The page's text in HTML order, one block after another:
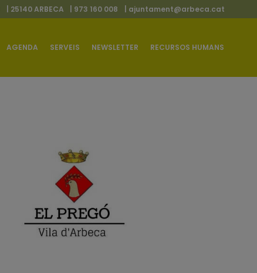
| 25140 ARBECA | 973 160 008 ajuntament@arbeca.cat
AGENDA SERVEIS NEWSLETTER RECURSOS HUMANS